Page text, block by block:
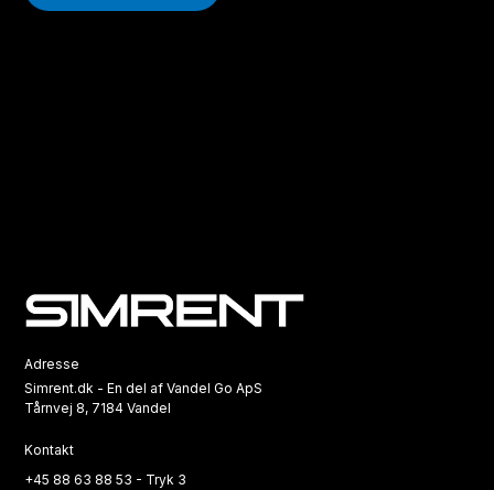
Adresse
Simrent.dk - En del af Vandel Go ApS
Tårnvej 8, 7184 Vandel
Kontakt
+45 88 63 88 53 - Tryk 3